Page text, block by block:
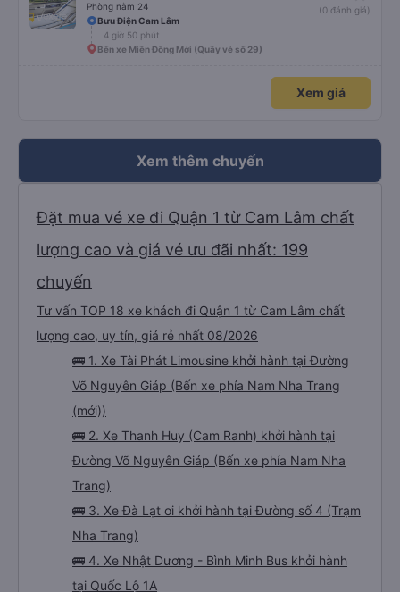
Phòng nằm 24
(0 đánh giá)
Bưu Điện Cam Lâm
4 giờ 50 phút
Bến xe Miền Đông Mới (Quầy vé số 29)
Xem giá
Xem thêm chuyến
Đặt mua vé xe đi Quận 1 từ Cam Lâm chất
lượng cao và giá vé ưu đãi nhất: 199
chuyến
Tư vấn TOP 18 xe khách đi Quận 1 từ Cam Lâm chất
lượng cao, uy tín, giá rẻ nhất 08/2026
🚌 1. Xe Tài Phát Limousine khởi hành tại Đường
Võ Nguyên Giáp (Bến xe phía Nam Nha Trang
(mới))
🚌 2. Xe Thanh Huy (Cam Ranh) khởi hành tại
Đường Võ Nguyên Giáp (Bến xe phía Nam Nha
Trang)
🚌 3. Xe Đà Lạt ơi khởi hành tại Đường số 4 (Trạm
Nha Trang)
🚌 4. Xe Nhật Dương - Bình Minh Bus khởi hành
tại Quốc Lộ 1A